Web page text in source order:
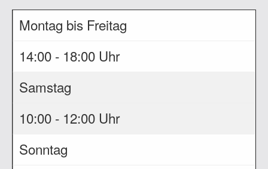
Montag bis Freitag
14:00 - 18:00 Uhr
Samstag
10:00 - 12:00 Uhr
Sonntag